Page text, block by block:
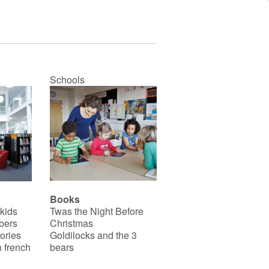
cela peut s’avérer difficile au
dentaire. Sous la surveillance
d’un parent, les petits
développent ainsi leur
motricité fine et acquièrent
plus d’indépendance.
Ce livre est disponible en
anglais :Caillou - I can
brush my teeth
Schools
french
Books
Twas the Night Before
Christmas
Goldilocks and the 3
bears